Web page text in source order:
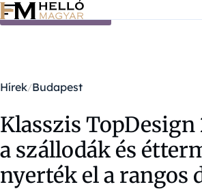
Ugrás a tartalomra
Hírek Budapest
Klasszis TopDesign
a szállodák és
nyerték el a rangos